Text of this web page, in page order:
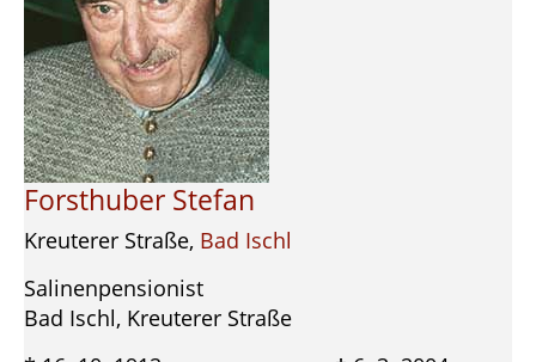
Forsthuber Stefan
Kreuterer Straße, Bad Ischl
Salinenpensionist
Bad Ischl, Kreuterer Straße